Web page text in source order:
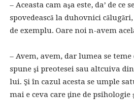
– Aceasta cam aşa este, da’ de ce
spovedească la duhovnici
de exemplu. Oare noi n-avem
– Avem, avem, dar lumea se
spune şi preotesei sau altcuiva
lui. Şi în cazul acesta se umple
mai e ceva care ţine de psihologie